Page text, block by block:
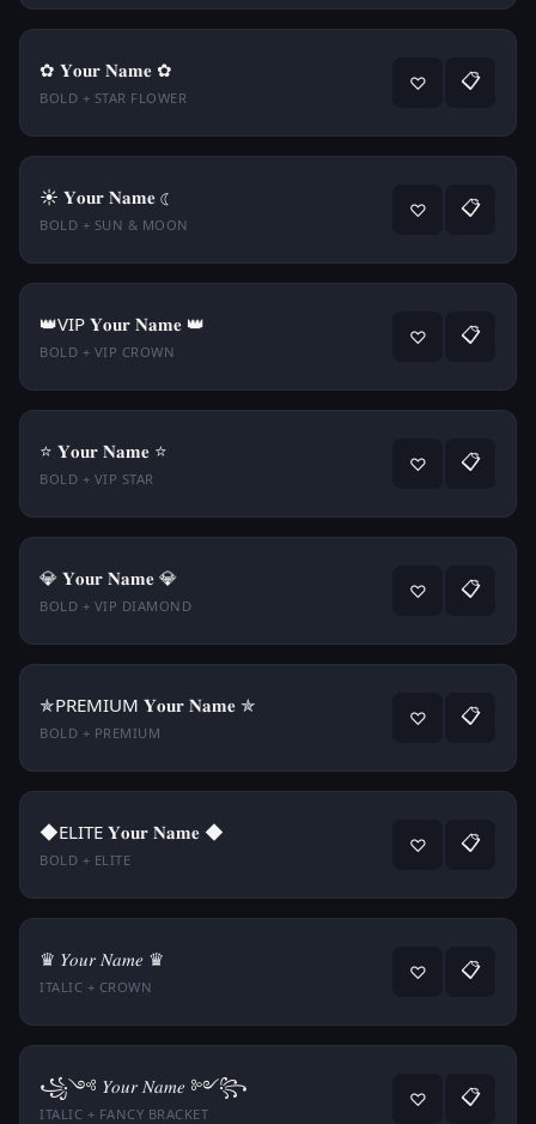
✿ 𝐘𝐨𝐮𝐫 𝐍𝐚𝐦𝐞 ✿
BOLD + STAR FLOWER
♡ 📋
☀ 𝐘𝐨𝐮𝐫 𝐍𝐚𝐦𝐞 ☾
BOLD + SUN & MOON
♡ 📋
👑VIP 𝐘𝐨𝐮𝐫 𝐍𝐚𝐦𝐞 👑
BOLD + VIP CROWN
♡ 📋
⭐ 𝐘𝐨𝐮𝐫 𝐍𝐚𝐦𝐞 ⭐
BOLD + VIP STAR
♡ 📋
💎 𝐘𝐨𝐮𝐫 𝐍𝐚𝐦𝐞 💎
BOLD + VIP DIAMOND
♡ 📋
✯PREMIUM 𝐘𝐨𝐮𝐫 𝐍𝐚𝐦𝐞 ✯
BOLD + PREMIUM
♡ 📋
◆ELITE 𝐘𝐨𝐮𝐫 𝐍𝐚𝐦𝐞 ◆
BOLD + ELITE
♡ 📋
♛ 𝑌𝑜𝑢𝑟 𝑁𝑎𝑚𝑒 ♛
ITALIC + CROWN
♡ 📋
꧁༺ 𝑌𝑜𝑢𝑟 𝑁𝑎𝑚𝑒 ༻꧂
ITALIC + FANCY BRACKET
♡ 📋